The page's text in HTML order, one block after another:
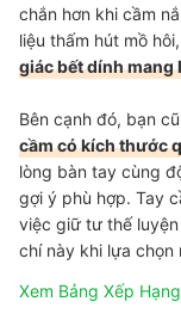
chắn hơn khi cầm
liệu thấm hút mồ
giác bết dính mang
Bên cạnh đó, bạn
cầm có kích thước
lòng bàn tay cùng
gợi ý phù hợp. Tay
việc giữ tư thế
chí này khi lựa chọn
Xem Bảng Xếp Hạng